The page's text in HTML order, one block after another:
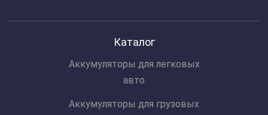
Каталог
Аккумуляторы для легковых
авто
Аккумуляторы для грузовых